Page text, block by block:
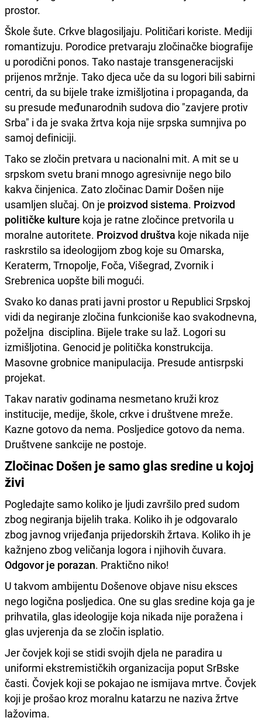
prostor.
Škole šute. Crkve blagosiljaju. Političari koriste. Mediji
romantizuju. Porodice pretvaraju zločinačke biografije
u porodični ponos. Tako nastaje transgeneracijski
prijenos mržnje. Tako djeca uče da su logori bili sabirni
centri, da su bijele trake izmišljotina i propaganda, da
su presude međunarodnih sudova dio "zavjere protiv
Srba" i da je svaka žrtva koja nije srpska sumnjiva po
samoj definiciji.
Tako se zločin pretvara u nacionalni mit. A mit se u
srpskom svetu brani mnogo agresivnije nego bilo
kakva činjenica. Zato zločinac Damir Došen nije
usamljen slučaj. On je proizvod sistema. Proizvod
političke kulture koja je ratne zločince pretvorila u
moralne autoritete. Proizvod društva koje nikada nije
raskrstilo sa ideologijom zbog koje su Omarska,
Keraterm, Trnopolje, Foča, Višegrad, Zvornik i
Srebrenica uopšte bili mogući.
Svako ko danas prati javni prostor u Republici Srpskoj
vidi da negiranje zločina funkcioniše kao svakodnevna,
poželjna disciplina. Bijele trake su laž. Logori su
izmišljotina. Genocid je politička konstrukcija.
Masovne grobnice manipulacija. Presude antisrpski
projekat.
Takav narativ godinama nesmetano kruži kroz
institucije, medije, škole, crkve i društvene mreže.
Kazne gotovo da nema. Posljedice gotovo da nema.
Društvene sankcije ne postoje.
Zločinac Došen je samo glas sredine u kojoj
živi
Pogledajte samo koliko je ljudi završilo pred sudom
zbog negiranja bijelih traka. Koliko ih je odgovaralo
zbog javnog vrijeđanja prijedorskih žrtava. Koliko ih je
kažnjeno zbog veličanja logora i njihovih čuvara.
Odgovor je porazan. Praktično niko!
U takvom ambijentu Došenove objave nisu eksces
nego logična posljedica. One su glas sredine koja ga je
prihvatila, glas ideologije koja nikada nije poražena i
glas uvjerenja da se zločin isplatio.
Jer čovjek koji se stidi svojih djela ne paradira u
uniformi ekstremističkih organizacija poput SrBske
časti. Čovjek koji se pokajao ne ismijava mrtve. Čovjek
koji je prošao kroz moralnu katarzu ne naziva žrtve
lažovima.